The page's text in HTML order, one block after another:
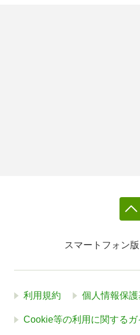
スマートフォン版
利用規約 個人情報保
Cookie等の利用に関するガ